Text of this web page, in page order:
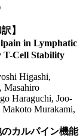
】
in Lymphatic
T-Cell Stability
Higashi,
Masahiro
Haraguchi, Joo-
Murakami,
カルパイン機能